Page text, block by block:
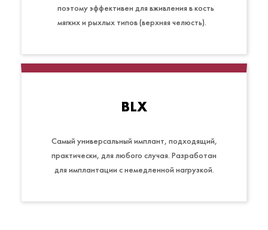
поэтому эффективен для вживления в кость
мягких и рыхлых типов (верхняя челюсть).
BLX
Самый универсальный имплант, подходящий,
практически, для любого случая. Разработан
для имплантации с немедленной нагрузкой.